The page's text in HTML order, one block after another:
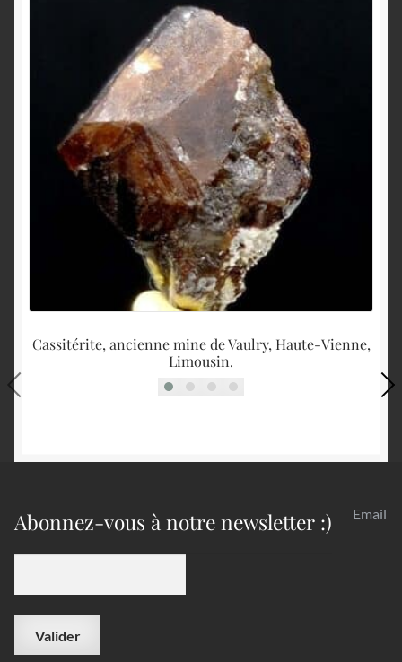
Cassitérite, ancienne mine de Vaulry, Haute-Vienne,
Limousin.
Abonnez-vous à notre newsletter :) Email